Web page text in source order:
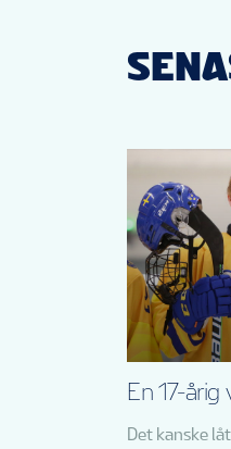
En 17-årig
Det kanske